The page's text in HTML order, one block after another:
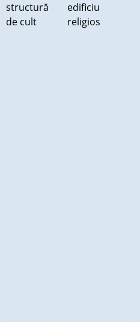
structură
de cult
edificiu
religios